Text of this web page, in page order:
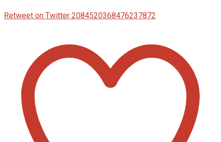
Retweet on Twitter 2084520368476237872